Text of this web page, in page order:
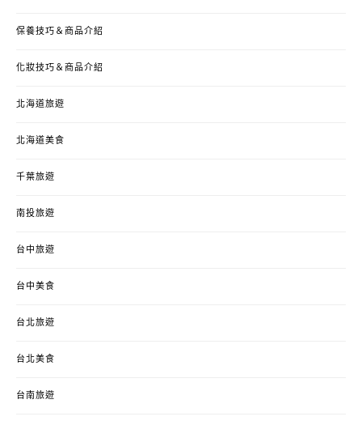
保養技巧＆商品介紹
化妝技巧＆商品介紹
北海道旅遊
北海道美食
千葉旅遊
南投旅遊
台中旅遊
台中美食
台北旅遊
台北美食
台南旅遊